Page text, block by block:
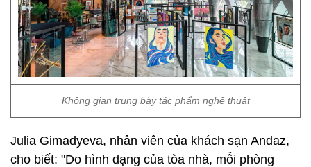
Không gian trung bày tác phẩm nghệ thuật
Julia Gimadyeva, nhân viên của khách sạn Andaz,
cho biết: "Do hình dạng của tòa nhà, mỗi phòng